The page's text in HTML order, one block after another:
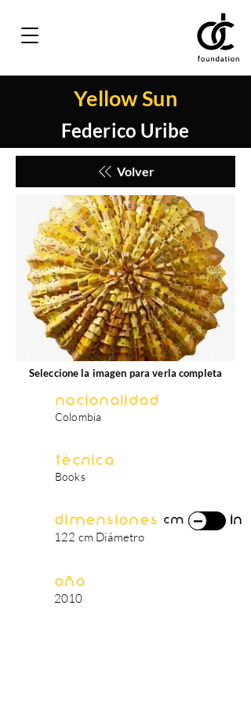
Yellow Sun
Federico Uribe
Volver
Seleccione la imagen para verla completa
Nacionalidad
Colombia
Técnica
Books
Dimensiones
122 cm Diámetro
cm in
Año
2010